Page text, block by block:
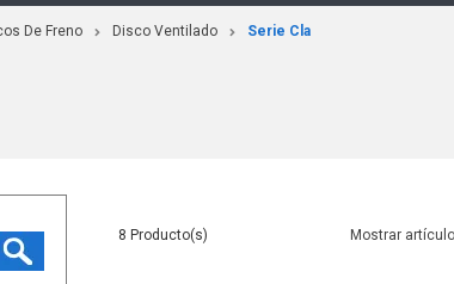
De Freno Disco Ventilado Serie Cla
8 Mostrar